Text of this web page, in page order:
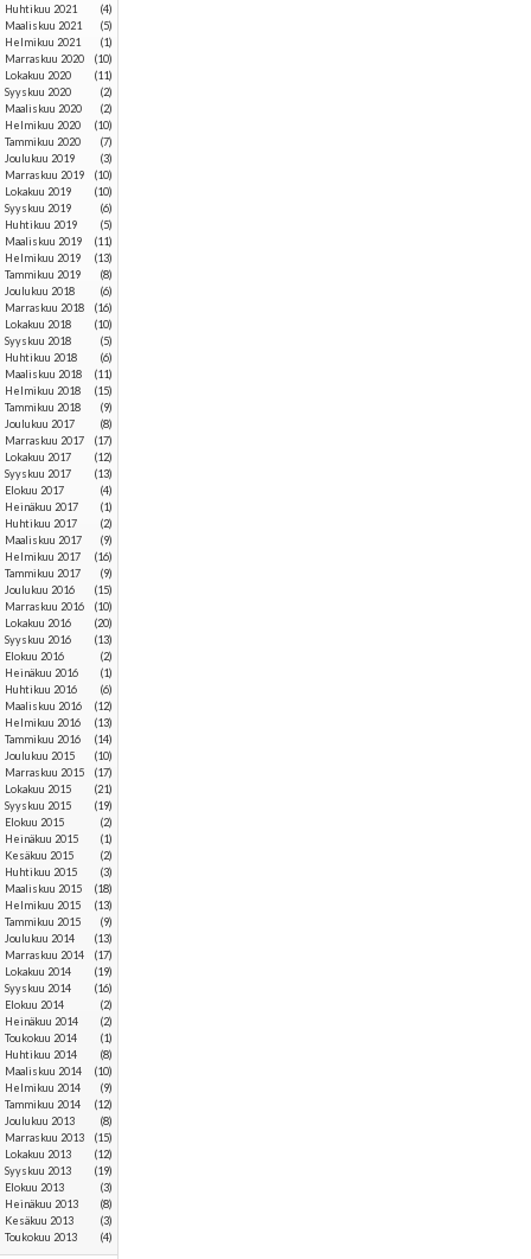
huhtikuu 2021
(4)
maaliskuu 2021
(5)
helmikuu 2021
(1)
marraskuu 2020
(10)
lokakuu 2020
(11)
syyskuu 2020
(2)
maaliskuu 2020
(2)
helmikuu 2020
(10)
tammikuu 2020
(7)
joulukuu 2019
(3)
marraskuu 2019
(10)
lokakuu 2019
(10)
syyskuu 2019
(6)
huhtikuu 2019
(5)
maaliskuu 2019
(11)
helmikuu 2019
(13)
tammikuu 2019
(8)
joulukuu 2018
(6)
marraskuu 2018
(16)
lokakuu 2018
(10)
syyskuu 2018
(5)
huhtikuu 2018
(6)
maaliskuu 2018
(11)
helmikuu 2018
(15)
tammikuu 2018
(9)
joulukuu 2017
(8)
marraskuu 2017
(17)
lokakuu 2017
(12)
syyskuu 2017
(13)
elokuu 2017
(4)
heinäkuu 2017
(1)
huhtikuu 2017
(2)
maaliskuu 2017
(9)
helmikuu 2017
(16)
tammikuu 2017
(9)
joulukuu 2016
(15)
marraskuu 2016
(10)
lokakuu 2016
(20)
syyskuu 2016
(13)
elokuu 2016
(2)
heinäkuu 2016
(1)
huhtikuu 2016
(6)
maaliskuu 2016
(12)
helmikuu 2016
(13)
tammikuu 2016
(14)
joulukuu 2015
(10)
marraskuu 2015
(17)
lokakuu 2015
(21)
syyskuu 2015
(19)
elokuu 2015
(2)
heinäkuu 2015
(1)
kesäkuu 2015
(2)
huhtikuu 2015
(3)
maaliskuu 2015
(18)
helmikuu 2015
(13)
tammikuu 2015
(9)
joulukuu 2014
(13)
marraskuu 2014
(17)
lokakuu 2014
(19)
syyskuu 2014
(16)
elokuu 2014
(2)
heinäkuu 2014
(2)
toukokuu 2014
(1)
huhtikuu 2014
(8)
maaliskuu 2014
(10)
helmikuu 2014
(9)
tammikuu 2014
(12)
joulukuu 2013
(8)
marraskuu 2013
(15)
lokakuu 2013
(12)
syyskuu 2013
(19)
elokuu 2013
(3)
heinäkuu 2013
(8)
kesäkuu 2013
(3)
toukokuu 2013
(4)